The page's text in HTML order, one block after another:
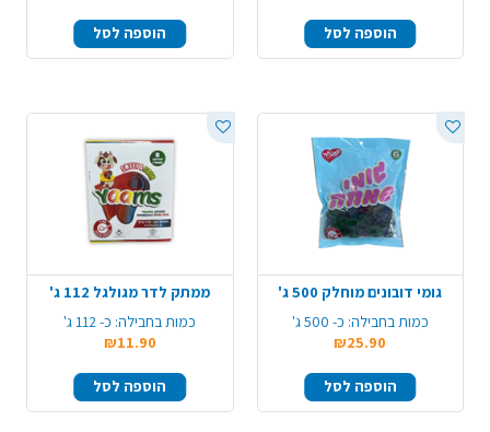
הוספה לסל הוספה לסל
גומי דובונים מוחלק 500 ג'
כמות בחבילה: כ- 500 ג'
₪25.90
הוספה לסל
ממתק לדר מגולגל 112 ג'
כמות בחבילה: כ- 112 ג'
₪11.90
הוספה לסל